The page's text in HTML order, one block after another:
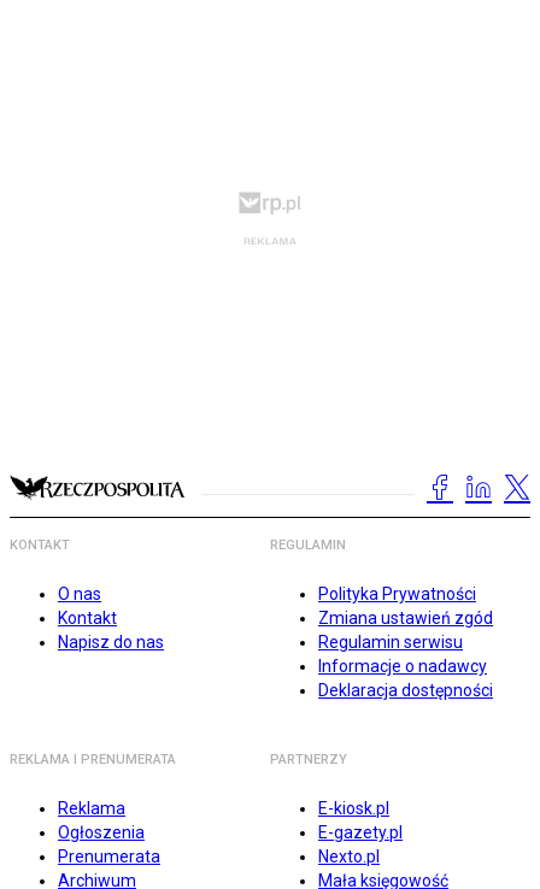
KONTAKT
O nas
Kontakt
Napisz do nas
REGULAMIN
Polityka Prywatności
Zmiana ustawień zgód
Regulamin serwisu
Informacje o nadawcy
Deklaracja dostępności
REKLAMA I PRENUMERATA
Reklama
Ogłoszenia
Prenumerata
Archiwum
PARTNERZY
E-kiosk.pl
E-gazety.pl
Nexto.pl
Mała księgowość